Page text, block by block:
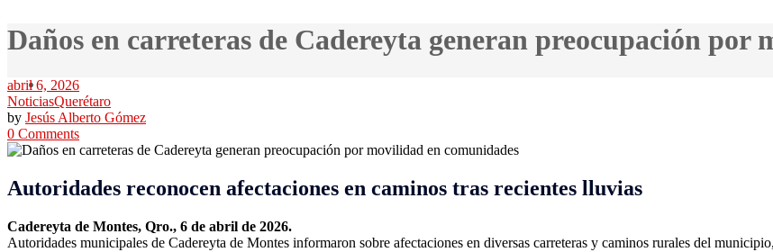
Daños en carreteras de Cadereyta generan preocupación por
abril 6, 2026
NoticiasQuerétaro
by Jesús Alberto Gómez
0 Comments
Autoridades reconocen afectaciones en caminos tras recientes lluvias
Cadereyta de Montes, Qro., 6 de abril de 2026.
Autoridades municipales de Cadereyta de Montes informaron sobre afectaciones en diversas carreteras y caminos rurales del